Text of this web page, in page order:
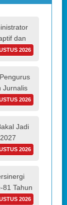
dan
2026
Jurnalis
2026
Jadi
2026
81 Tahun
2026